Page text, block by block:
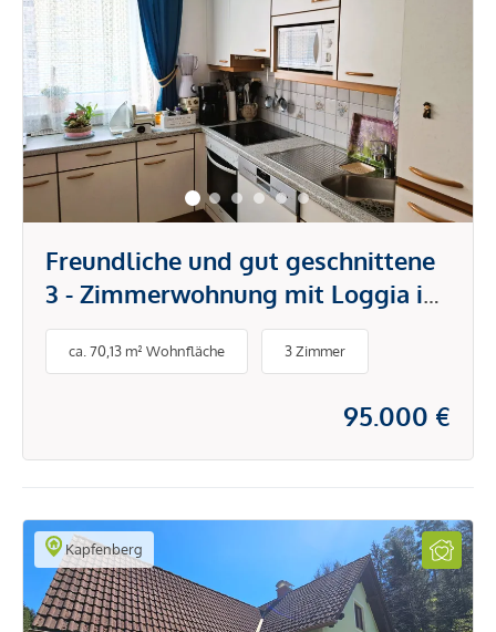
Freundliche und gut geschnittene
3 - Zimmerwohnung mit Loggia in
beliebter Siedlungslage
ca. 70,13 m² Wohnfläche 3 Zimmer
95.000 €
Kapfenberg